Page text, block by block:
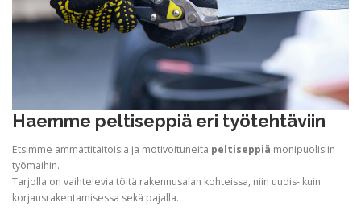
Haemme peltiseppiä eri työtehtäviin
Etsimme ammattitaitoisia ja motivoituneita peltiseppiä monipuolisiin
työmaihin.
Tarjolla on vaihtelevia töitä rakennusalan kohteissa, niin uudis- kuin
korjausrakentamisessa sekä pajalla.